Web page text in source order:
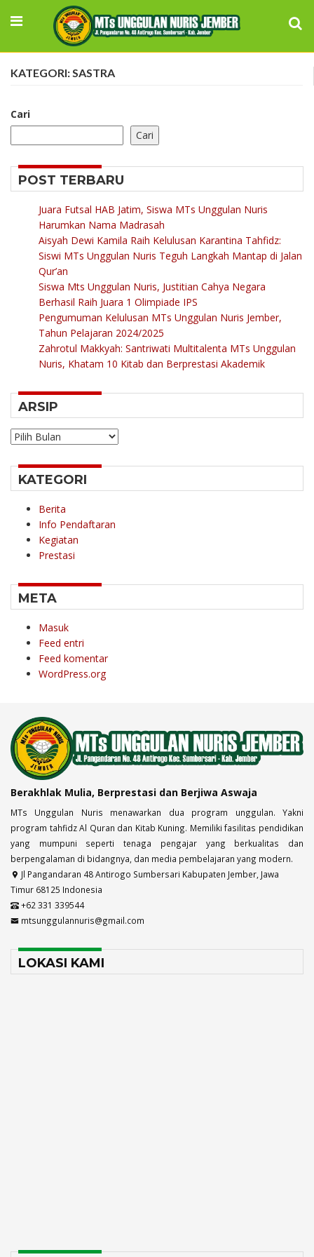
KATEGORI: SASTRA
Cari
Cari
POST TERBARU
Juara Futsal HAB Jatim, Siswa MTs Unggulan Nuris
Harumkan Nama Madrasah
Aisyah Dewi Kamila Raih Kelulusan Karantina Tahfidz:
Siswi MTs Unggulan Nuris Teguh Langkah Mantap di Jalan
Qur’an
Siswa Mts Unggulan Nuris, Justitian Cahya Negara
Berhasil Raih Juara 1 Olimpiade IPS
Pengumuman Kelulusan MTs Unggulan Nuris Jember,
Tahun Pelajaran 2024/2025
Zahrotul Makkyah: Santriwati Multitalenta MTs Unggulan
Nuris, Khatam 10 Kitab dan Berprestasi Akademik
ARSIP
Arsip
KATEGORI
Berita
Info Pendaftaran
Kegiatan
Prestasi
META
Masuk
Feed entri
Feed komentar
WordPress.org
Berakhlak Mulia, Berprestasi dan Berjiwa Aswaja
MTs Unggulan Nuris menawarkan dua program unggulan. Yakni
program tahfidz Al Quran dan Kitab Kuning. Memiliki fasilitas pendidikan
yang mumpuni seperti tenaga pengajar yang berkualitas dan
berpengalaman di bidangnya, dan media pembelajaran yang modern.
Jl Pangandaran 48 Antirogo Sumbersari Kabupaten Jember, Jawa
Timur 68125 Indonesia
+62 331 339544
mtsunggulannuris@gmail.com
LOKASI KAMI